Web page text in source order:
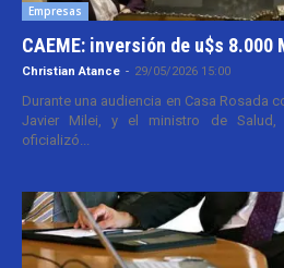
Empresas
CAEME: inversión de u$s 8.000
Christian Atance - 29/05/2026 15:00
Durante una audiencia en Casa Rosada
Javier Milei, y el ministro de Salud,
oficializó...